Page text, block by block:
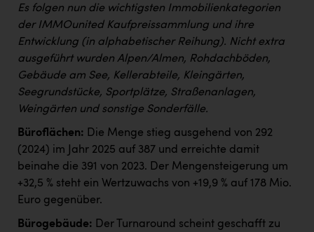
Es folgen nun die wichtigsten Immobilienkategorien
der IMMOunited Kaufpreissammlung und ihre
Entwicklung (in alphabetischer Reihung). Nicht extra
ausgeführt wurden Alpen/Almen, Rohdachböden,
Gebäude am See, Kellerabteile, Kleingärten,
Seegrundstücke, Sportplätze, Straßenanlagen,
Weingärten und sonstige Sonderfälle.
Büroflächen: Die Menge stieg ausgehend von 292
(2024) im Jahr 2025 auf 387 und erreichte damit
beinahe die 391 von 2023. Der Mengensteigerung um
+32,5 % steht ein Wertzuwachs von +19,9 % auf 178 Mio.
Euro gegenüber.
Bürogebäude: Der Turnaround scheint geschafft zu